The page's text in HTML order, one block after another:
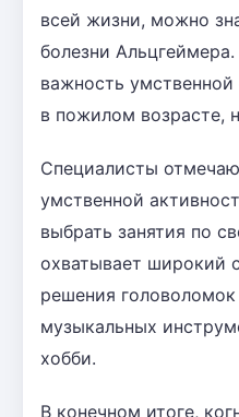
всей жизни, можно
болезни
важность
в пожилом возрасте,
Специалисты
умственной
выбрать занятия по
охватывает широкий
решения
музыкальных
хобби.
В конечном итоге,